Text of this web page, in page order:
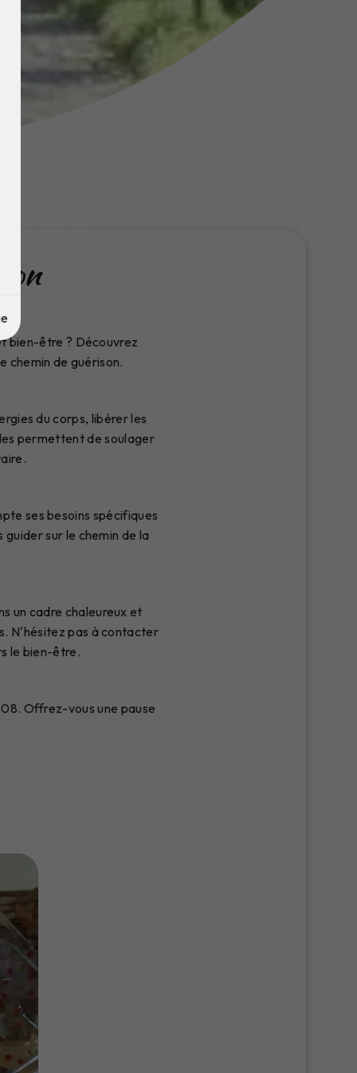
bien-être ? Découvrez
chemin de guérison.
du corps, libérer les
permettent de soulager
ses besoins spécifiques
sur le chemin de la
un cadre chaleureux et
N'hésitez pas à contacter
le bien-être.
Offrez-vous une pause